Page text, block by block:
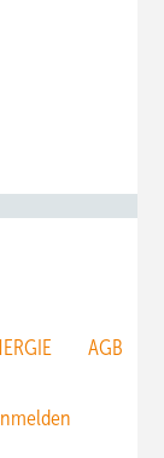
AGB